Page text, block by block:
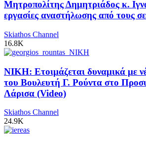
Μητροπολίτης Δημητριάδος κ.
εργασίες αναστήλωσης από τους
Skiathos Channel
16.8K
ΝΙΚΗ: Ετοιμάζεται δυναμικά με
του Βουλευτή Γ. Ρούντα στο
Λάρισα (Video)
Skiathos Channel
24.9K